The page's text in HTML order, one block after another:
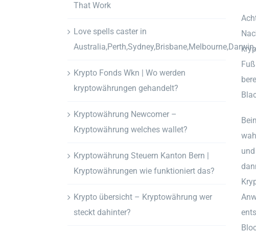
That Work
Love spells caster in
Krypto Fonds Wkn | Wo werden
kryptowährungen gehandelt?
Kryptowährung Newcomer –
Kryptowährung welches wallet?
Kryptowährung Steuern Kanton Bern |
Kryptowährungen wie funktioniert das?
Krypto übersicht – Kryptowährung wer
steckt dahinter?